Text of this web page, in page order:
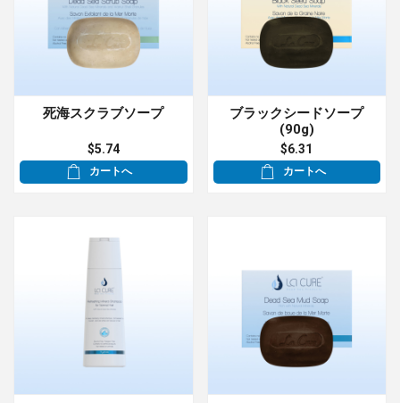
死海スクラブソープ
$5.74
カートへ
ブラックシードソープ
(90g)
$6.31
カートへ